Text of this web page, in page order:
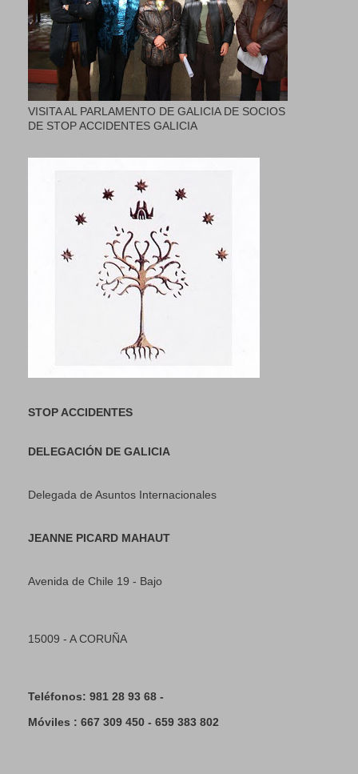
VISITA AL PARLAMENTO DE GALICIA DE SOCIOS
DE STOP ACCIDENTES GALICIA
STOP ACCIDENTES
DELEGACIÓN DE GALICIA
Delegada de Asuntos Internacionales
JEANNE PICARD MAHAUT
Avenida de Chile 19 - Bajo
15009 - A CORUÑA
Teléfonos: 981 28 93 68 -
Móviles : 667 309 450 - 659 383 802